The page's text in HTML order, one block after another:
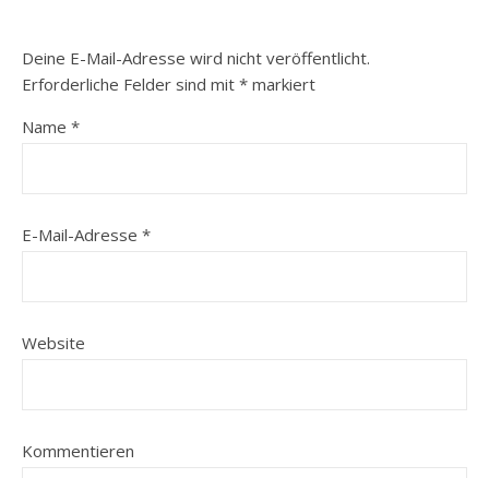
Deine E-Mail-Adresse wird nicht veröffentlicht.
Erforderliche Felder sind mit * markiert
Name *
E-Mail-Adresse *
Website
Kommentieren